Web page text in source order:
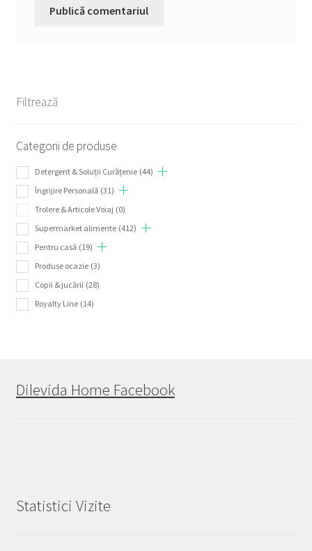
Filtrează
Categorii de produse
Detergent & Soluții Curățenie (44)
Îngrijire Personală (31)
Trolere & Articole Voiaj (0)
Supermarket alimente (412)
Pentru casă (19)
Produse ocazie (3)
Copii & jucării (28)
Royalty Line (14)
Dilevida Home Facebook
Statistici Vizite